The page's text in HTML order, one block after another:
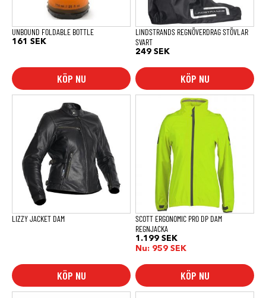
UNBOUND FOLDABLE BOTTLE
161 SEK
KÖP NU
LINDSTRANDS REGNÖVERDRAG STÖVLAR
SVART
249 SEK
KÖP NU
väljas
produktsidan
LIZZY JACKET DAM
KÖP NU
SCOTT ERGONOMIC PRO DP DAM
REGNJACKA
1.199 SEK
Nu: 959 SEK
KÖP NU
produkten
varianter.
alternativen
produktsidan